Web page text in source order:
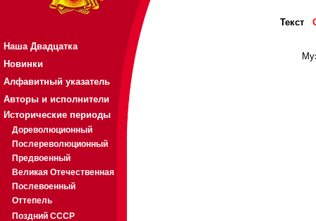
Наша Двадцатка
Новинки
Алфавитный указатель
Авторы и исполнители
Исторические периоды
Дореволюционный
Послереволюционный
Предвоенный
Великая Отечественная
Послевоенный
Оттепель
Поздний СССР
Текст